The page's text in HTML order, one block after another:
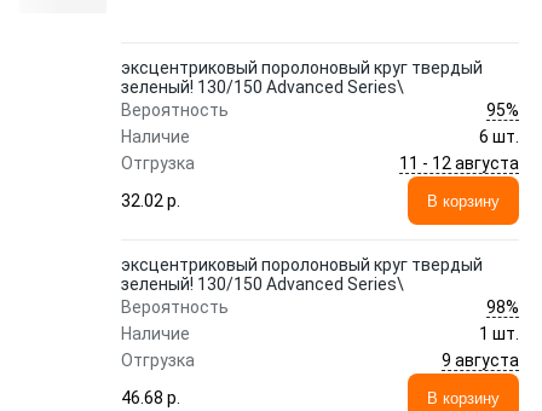
эксцентриковый поролоновый круг твердый
зеленый! 130/150 Advanced Series\
Вероятность
95%
Наличие
6 шт.
Отгрузка
11 - 12 августа
32.02 p.
В корзину
эксцентриковый поролоновый круг твердый
зеленый! 130/150 Advanced Series\
Вероятность
98%
Наличие
1 шт.
Отгрузка
9 августа
46.68 p.
В корзину